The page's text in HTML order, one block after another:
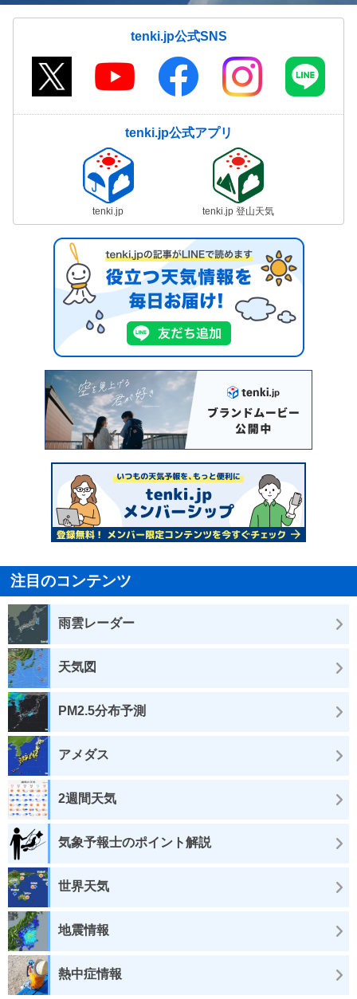
tenki.jp公式SNS
tenki.jp公式アプリ
tenki.jp tenki.jp 登山天気
注目のコンテンツ
雨雲レーダー
天気図
PM2.5分布予測
アメダス
2週間天気
気象予報士のポイント解説
世界天気
地震情報
熱中症情報